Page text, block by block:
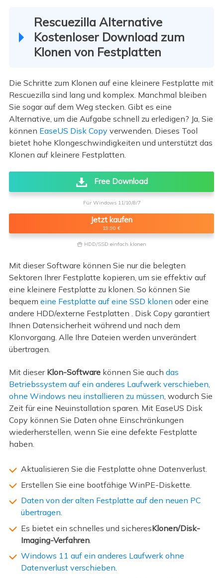
Rescuezilla Alternative
Kostenloser Download zum
Klonen von Festplatten
Die Schritte zum Klonen auf eine kleinere Festplatte mit
Rescuezilla sind lang und komplex. Manchmal bleiben
Sie sogar auf dem Weg stecken. Gibt es eine
Alternative, um die Aufgabe schnell zu erledigen? Ja, Sie
können EaseUS Disk Copyverwenden. Dieses Tool
bietet hohe Klongeschwindigkeiten und unterstützt das
Klonen auf kleinere Festplatten.
Free Download
Für Windows 11/10/8/7
Jetzt kaufen
19,90 €
 HDD/SSD einfach klonen
Mit dieser Software können Sie nur die belegten
Sektoren Ihrer Festplatte kopieren, um sie effektiv auf
eine kleinere Festplatte zu klonen. So können Sie
bequem eine Festplatte auf eine SSD klonen oder eine
andere HDD/externe Festplatten . Disk Copy garantiert
Ihnen Datensicherheit während und nach dem
Klonvorgang. Alle Ihre Dateien werden unverändert
übertragen.
Mit dieser Klon-Softwarekönnen Sie auch das
Betriebssystem auf ein anderes Laufwerk verschieben,
ohne Windows neu installieren zu müssen, wodurch Sie
Zeit für eine Neuinstallation sparen. Mit EaseUS Disk
Copy können Sie Daten ohne Einschränkungen
wiederherstellen, wenn Sie eine defekte Festplatte
haben.
Aktualisieren Sie die Festplatte ohne Datenverlust.
Erstellen Sie eine bootfähige WinPE-Diskette.
Daten von der alten Festplatte auf den neuen PC
übertragen.
Es bietet ein schnelles und sicheresKlonen/Disk-
Imaging-Verfahren.
Windows 11 auf ein anderes Laufwerk ohne
Datenverlust verschieben.